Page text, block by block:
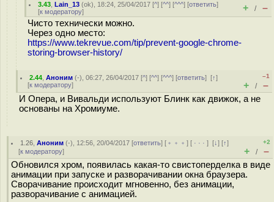
3.43 ,Lain_13 (ok), 18:24, 25/04/2017 [^] [^^] [^^^] [ответить]
[к модератору] + / –
Чисто технически можно.
Через одно место:
https://www.tekrevue.com/tip/prevent-google-chrome-
storing-browser-history/
2.44 ,Аноним (-), 06:27, 26/04/2017 [^] [^^] [^^^] [ответить][↑]
[к модератору]
–1
+ / –
И Опера, и Вивальди используют Блинк как движок, а не
основаны на Хромиуме.
1.26 ,Аноним (-), 12:56, 20/04/2017 [ответить] [ ﹢﹢﹢] [ · · ·][↓] [↑]
[к модератору]
+2
+ / –
Обновился хром, появилась какая-то свистоперделка в виде
анимации при запуске и разворачивании окна браузера.
Сворачивание происходит мгновенно, без анимации,
разворачивание с анимацией.